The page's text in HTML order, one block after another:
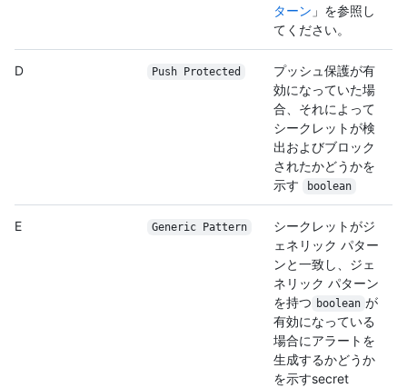
ターン 」を参照し
てください。
D Push Protected
プッシュ保護が有
効になっていた場
合、それによって
シークレットが検
出およびブロック
されたかどうかを
示す
boolean
E Generic Pattern
シークレットがジ
ェネリック パター
ンと一致し、ジェ
ネリック パターン
を持つ boolean が
有効になっている
場合にアラートを
生成するかどうか
を示すsecret